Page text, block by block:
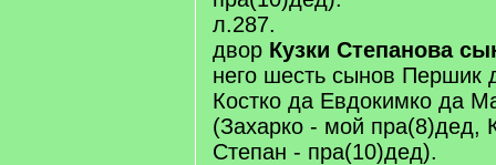
л.287.
двор Кузки Степанова
него шесть сынов Першик
Костко да Евдокимко да
(Захарко - мой пра(8)дед,
Степан - пра(10)дед).